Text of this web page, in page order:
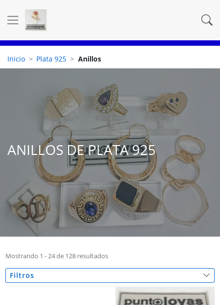
Inicio Plata 925 Anillos
ANILLOS DE PLATA 925
Mostrando 1 - 24 de 128 resultados
Filtros